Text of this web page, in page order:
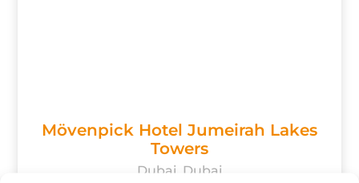
Mövenpick Hotel Jumeirah Lakes
Towers
Dubai, Dubai